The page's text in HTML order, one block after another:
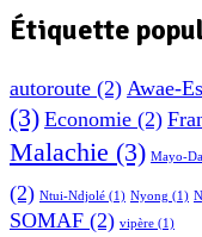
Étiquette
autoroute (2) Awae-
(3) Economie (2)
Malachie (3) Mayo-
(2) Ntui-Ndjolé (1) Nyong (1)
SOMAF (2) vipère (1)